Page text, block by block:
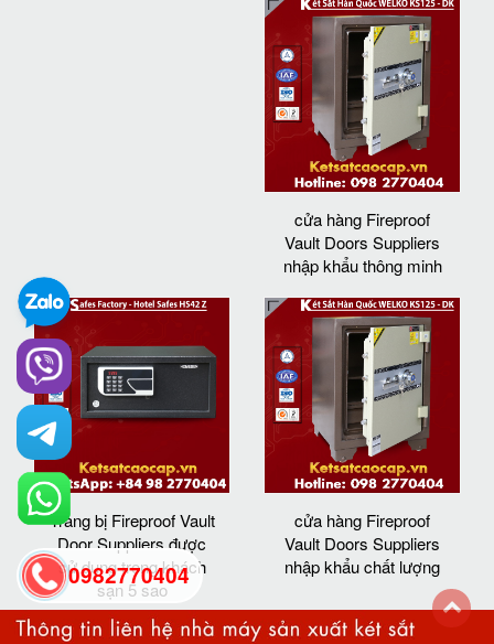
cửa hàng Fireproof
Vault Doors Suppliers
nhập khẩu thông minh
Trang bị Fireproof Vault
Door Suppliers được
sử dụng trong khách
sạn 5 sao
cửa hàng Fireproof
Vault Doors Suppliers
nhập khẩu chất lượng
0982770404